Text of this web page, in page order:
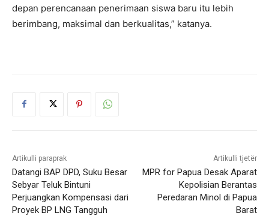
depan perencanaan penerimaan siswa baru itu lebih
berimbang, maksimal dan berkualitas,” katanya.
Artikulli paraprak
Datangi BAP DPD, Suku Besar
Sebyar Teluk Bintuni
Perjuangkan Kompensasi dari
Proyek BP LNG Tangguh
Artikulli tjetër
MPR for Papua Desak Aparat
Kepolisian Berantas
Peredaran Minol di Papua
Barat